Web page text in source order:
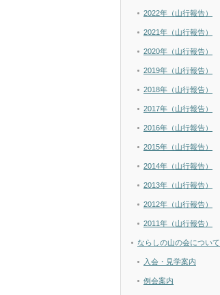
2022年（山行報告）
2021年（山行報告）
2020年（山行報告）
2019年（山行報告）
2018年（山行報告）
2017年（山行報告）
2016年（山行報告）
2015年（山行報告）
2014年（山行報告）
2013年（山行報告）
2012年（山行報告）
2011年（山行報告）
ならしの山の会について
入会・見学案内
例会案内